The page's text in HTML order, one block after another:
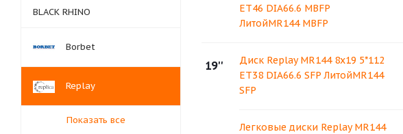
ET46 DIA66.6 MBFP
ЛитойMR144 MBFP
19''
Диск Replay MR144 8x19 5*112
ET38 DIA66.6 SFP ЛитойMR144
SFP
Легковые диски Replay MR144
BLACK RHINO
Borbet
Replay
Показать все